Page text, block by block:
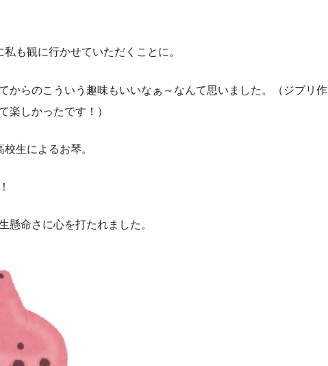
も観に行かせていただくことに。
からのこういう趣味もいいなぁ～なんて思いました。（ジブリ作
楽しかったです！）
生によるお琴。
懸命さに心を打たれました。